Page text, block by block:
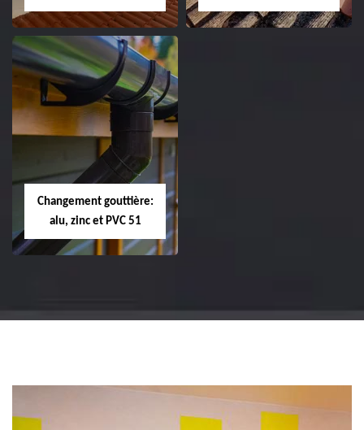
Réparation et
changement de
tuile de rive 51
Changement gouttière:
alu, zinc et PVC 51
et PVC 51